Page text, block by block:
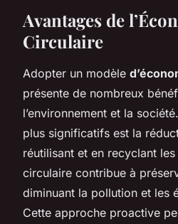
Avantages de
Circulaire
Adopter un modèle
présente de nombreux
l’environnement et la
plus significatifs est la
réutilisant et en recyclant
circulaire contribue à
diminuant la pollution et les
Cette approche proactive